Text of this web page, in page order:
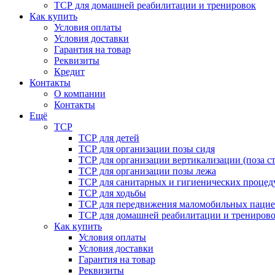
ТСР для домашней реабилитации и тренировок
Как купить
Условия оплаты
Условия доставки
Гарантия на товар
Реквизиты
Кредит
Контакты
О компании
Контакты
Ещё
ТСР
ТСР для детей
ТСР для организации позы сидя
ТСР для организации вертикализации (поза
ТСР для организации позы лежа
ТСР для санитарных и гигиенических
ТСР для ходьбы
ТСР для передвижения маломобильных
ТСР для домашней реабилитации и
Как купить
Условия оплаты
Условия доставки
Гарантия на товар
Реквизиты